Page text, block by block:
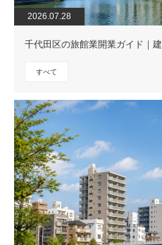
2026.07.28
千代田区の旅館業開業ガイド｜
すべて